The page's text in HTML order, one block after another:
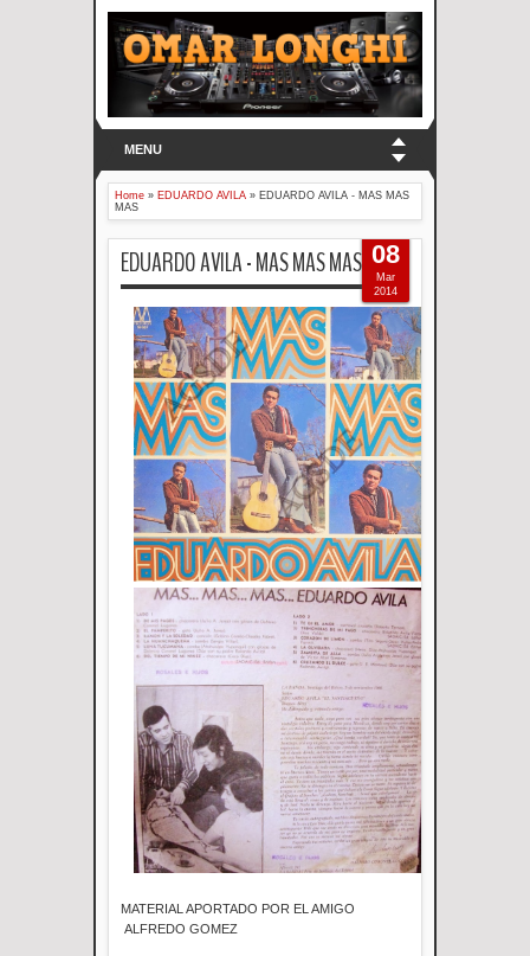
MENU
Home » EDUARDO AVILA » EDUARDO AVILA - MAS MAS
MAS
EDUARDO AVILA - MAS MAS MAS
MATERIAL APORTADO POR EL AMIGO
ALFREDO GOMEZ
08
Mar
2014